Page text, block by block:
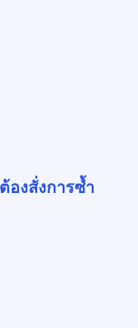
องสั่งการซ้ำ